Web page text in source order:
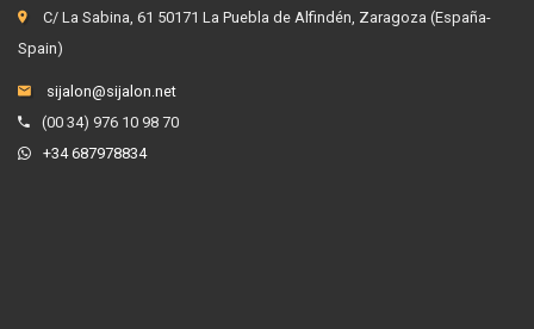
C/ La Sabina, 61 50171 La Puebla de Alfindén, Zaragoza (España-
Spain)
sijalon@sijalon.net
(00 34) 976 10 98 70
+34 687978834